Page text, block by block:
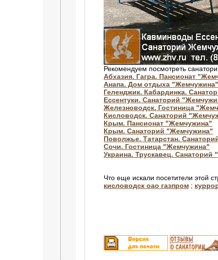
Рекомендуем посмотреть
Абхазия. Гагра. Пансионат
Анапа. Дом отдыха "Жемчужина"
Геленджик. Кабардинка.
Ессентуки. Санаторий
Железноводск. Гостиница
Кисловодск. Санаторий
Крым. Пансионат "Жемчужина"
Крым. Санаторий "Жемчужина"
Поволжье. Татарстан.
Сочи. Гостиница "Жемчужина"
Украина. Трускавец.
Что еще искали посетители этой
кисловодск оао газпром ;